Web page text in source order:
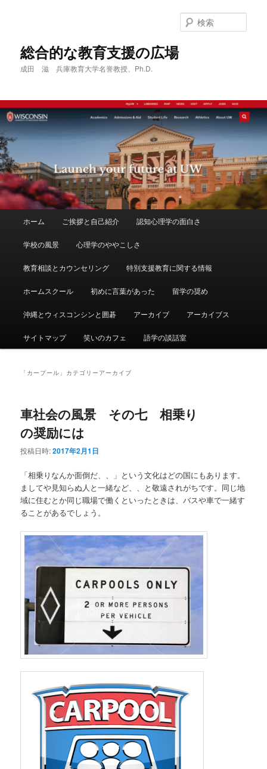
へ
移
動
移
動
総合的な教育支援の広場
成田 滋 兵庫教育大学名誉教授、Ph.D.
索
ホーム ご挨拶と自己紹介 認知心理学の面白さ
学校の風景 心理学のややこしさ
教育相談とカウンセリング 特別支援教育に関する情報
ホームスクール 初めに言葉があった 留学の奨め
沖縄とウィスコンシンと囲碁 アーカイブ アーカイブス
サイトマップ 笑いのカフェ 語学の談話室
「 カープール 」カテゴリーアーカイブ
車社会の風景 その七 相乗り
の奨励には
投稿日時:2017年2月1日
「相乗りなんか面倒だ、、」という文化はどの国にもあります。
ましてや見知らぬ人と一緒など、、と敬遠されがちです。同じ地
域に住むとか同じ職場で働くといったときは、バスや車で一緒す
ることがあるでしょう。